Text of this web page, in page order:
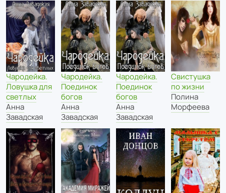
Чародейка.
Ловушка для
светлых
Анна
Завадская
Чародейка.
Поединок
богов
Анна
Завадская
Чародейка.
Поединок
богов
Анна
Завадская
Свистушка
по жизни
Полина
Морфеева